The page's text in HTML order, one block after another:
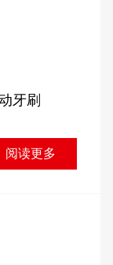
牙刷
阅读更多